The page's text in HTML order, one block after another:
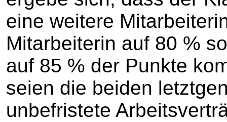
eine weitere
Mitarbeiterin auf 80 %
auf 85 % der Punkte
seien die beiden
unbefristete